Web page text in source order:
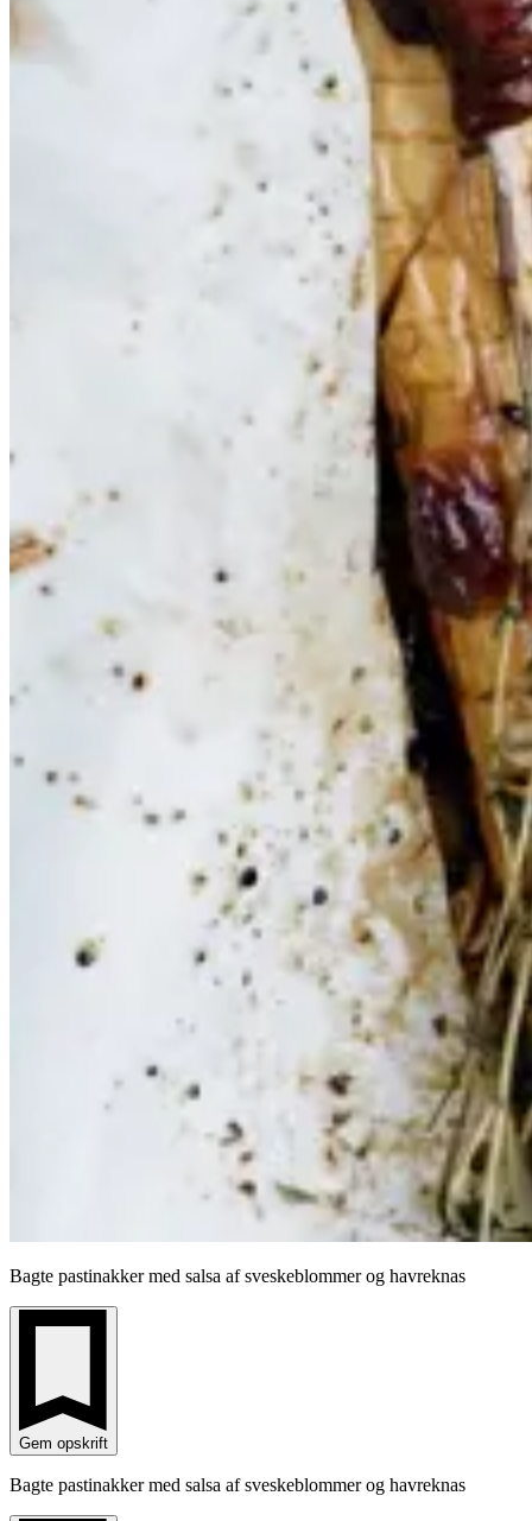
Bagte pastinakker med salsa af sveskeblommer og havreknas
Gem opskrift
Bagte pastinakker med salsa af sveskeblommer og havreknas